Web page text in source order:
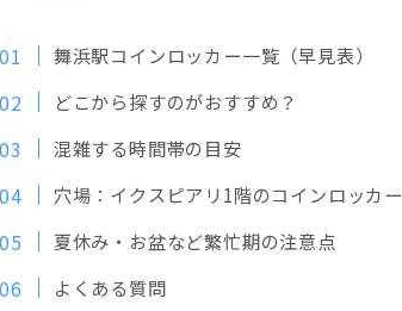
舞浜駅コインロッカー一覧（早見表）
どこから探すのがおすすめ？
混雑する時間帯の目安
穴場：イクスピアリ1階のコインロッカー
夏休み・お盆など繁忙期の注意点
よくある質問